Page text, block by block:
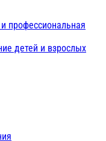
профессиональная
детей и взрослых